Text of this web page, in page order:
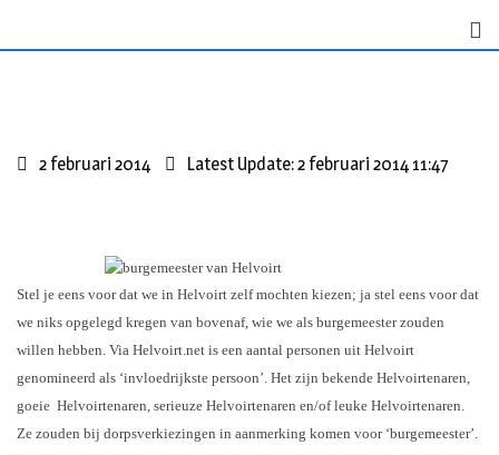
2 februari 2014 Latest Update: 2 februari 2014 11:47
Stel je eens voor dat we in Helvoirt zelfmochten kiezen; ja stel eens voor dat
we niks opgelegd kregen van bovenaf, wie we als burgemeester zouden
willen hebben. Via Helvoirt.net is een aantal personen uit Helvoirt
genomineerd als ‘invloedrijkste persoon’. Het zijn bekende Helvoirtenaren,
goeie Helvoirtenaren, serieuze Helvoirtenaren en/of leuke Helvoirtenaren.
Ze zouden bij dorpsverkiezingen in aanmerking komen voor ‘burgemeester’.